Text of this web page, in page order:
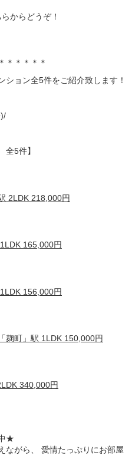
からどうぞ！
＊＊＊＊＊
ション全5件をご紹介致します！
全5件】
2LDK 218,000円
165,000円
156,000円
麹町」駅 1LDK 150,000円
340,000円
★
ながら、 愛情たっぷりにお部屋